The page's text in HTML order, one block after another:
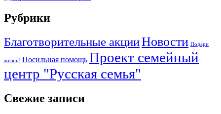
Рубрики
Благотворительные акцииНовости Подари
жизнь! Посильная помощь Проект семейный
центр "Русская семья"
Свежие записи